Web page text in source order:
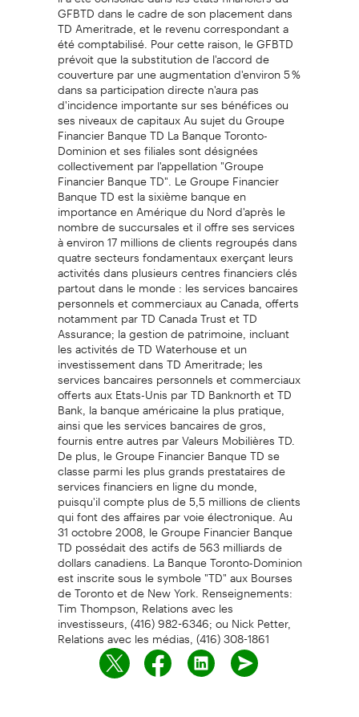
GFBTD dans le cadre de son placement dans
TD Ameritrade, et le revenu correspondant a
été comptabilisé. Pour cette raison, le GFBTD
prévoit que la substitution de l'accord de
couverture par une augmentation d'environ 5 %
dans sa participation directe n'aura pas
d'incidence importante sur ses bénéfices ou
ses niveaux de capitaux Au sujet du Groupe
Financier Banque TD La Banque Toronto-
Dominion et ses filiales sont désignées
collectivement par l'appellation "Groupe
Financier Banque TD". Le Groupe Financier
Banque TD est la sixième banque en
importance en Amérique du Nord d'après le
nombre de succursales et il offre ses services
à environ 17 millions de clients regroupés dans
quatre secteurs fondamentaux exerçant leurs
activités dans plusieurs centres financiers clés
partout dans le monde : les services bancaires
personnels et commerciaux au Canada, offerts
notamment par TD Canada Trust et TD
Assurance; la gestion de patrimoine, incluant
les activités de TD Waterhouse et un
investissement dans TD Ameritrade; les
services bancaires personnels et commerciaux
offerts aux Etats-Unis par TD Banknorth et TD
Bank, la banque américaine la plus pratique,
ainsi que les services bancaires de gros,
fournis entre autres par Valeurs Mobilières TD.
De plus, le Groupe Financier Banque TD se
classe parmi les plus grands prestataires de
services financiers en ligne du monde,
puisqu'il compte plus de 5,5 millions de clients
qui font des affaires par voie électronique. Au
31 octobre 2008, le Groupe Financier Banque
TD possédait des actifs de 563 milliards de
dollars canadiens. La Banque Toronto-Dominion
est inscrite sous le symbole "TD" aux Bourses
de Toronto et de New York. Renseignements:
Tim Thompson, Relations avec les
investisseurs, (416) 982-6346; ou Nick Petter,
Relations avec les médias, (416) 308-1861